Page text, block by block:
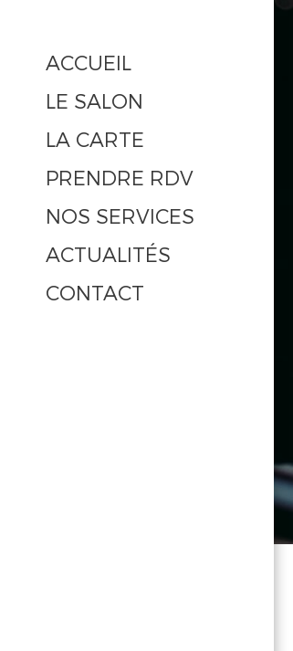
ACCUEIL
LE SALON
LA CARTE
PRENDRE RDV
NOS SERVICES
ACTUALITÉS
CONTACT